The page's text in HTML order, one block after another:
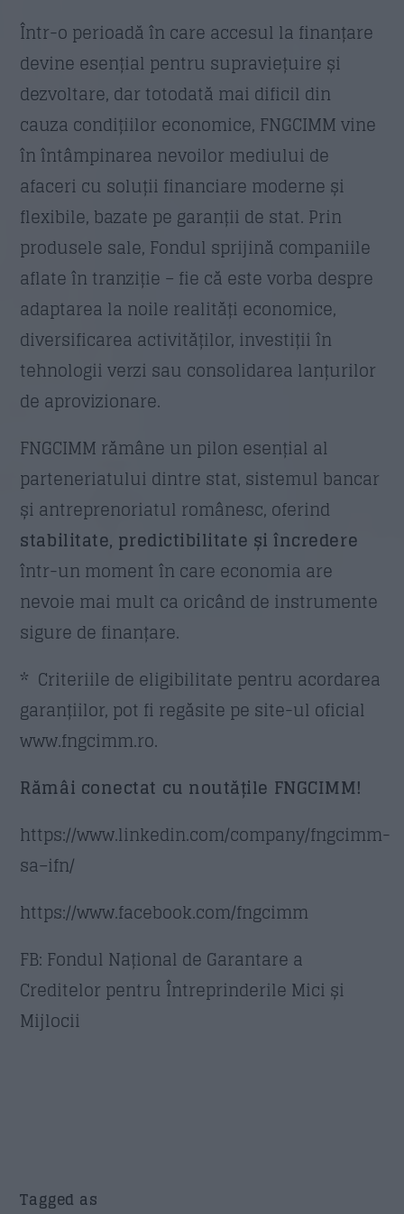
Într-o perioadă în care accesul la finanțare
devine esențial pentru supraviețuire și
dezvoltare, dar totodată mai dificil din
cauza condițiilor economice, FNGCIMM vine
în întâmpinarea nevoilor mediului de
afaceri cu soluții financiare moderne și
flexibile, bazate pe garanții de stat. Prin
produsele sale, Fondul sprijină companiile
aflate în tranziție – fie că este vorba despre
adaptarea la noile realități economice,
diversificarea activităților, investiții în
tehnologii verzi sau consolidarea lanțurilor
de aprovizionare.
FNGCIMM rămâne un pilon esențial al
parteneriatului dintre stat, sistemul bancar
și antreprenoriatul românesc, oferind
stabilitate, predictibilitate și încredere
într-un moment în care economia are
nevoie mai mult ca oricând de instrumente
sigure de finanțare.
* Criteriile de eligibilitate pentru acordarea
garanțiilor, pot fi regăsite pe site-ul oficial
www.fngcimm.ro.
Rămâi conectat cu noutățile FNGCIMM!
https://www.linkedin.com/company/fngcimm-
sa–ifn/
https://www.facebook.com/fngcimm
FB: Fondul Național de Garantare a
Creditelor pentru Întreprinderile Mici și
Mijlocii
Tagged as